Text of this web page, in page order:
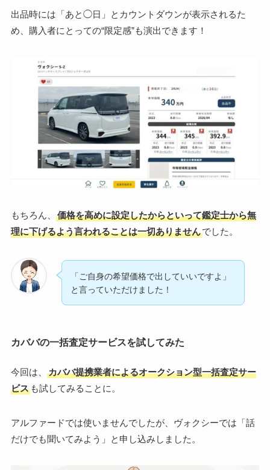
出品時には「あと◯日」とカウントダウンが表示されるた
め、購入者にとっての“限定感”も演出できます！
もちろん、
価格を高めに設定したからといって鑑定士から無
理に下げるよう言われることは一切ありませんでした。
「ご自身の希望価格で出していいですよ」
と言っていただけました！
カババの一括査定サービスを試してみた
今回は、
カババ提携業者によるオークション型一括査定サー
ビスも試してみることに。
アルファードでは使いませんでしたが、ヴォクシーでは「話
だけでも聞いてみよう」と申し込みしました。